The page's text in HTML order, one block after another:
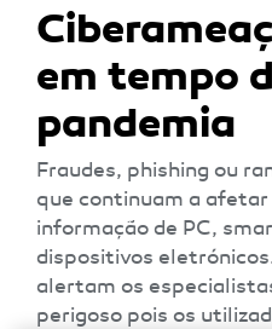
em tempo
pandemia
Fraudes, phishing ou
que continuam a afetar
informação de PC,
dispositivos
alertam os
perigoso pois os